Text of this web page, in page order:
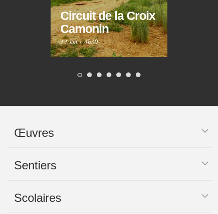
Circuit de la Croix
Camonin
14 km·4h30
Œuvres
Sentiers
Scolaires